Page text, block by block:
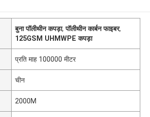
बुना पॉलीथीन कपड़ा,पॉलीथीन कार्बन फाइबर,
125GSM UHMWPE कपड़ा
प्रति माह 100000 मीटर
चीन
2000M